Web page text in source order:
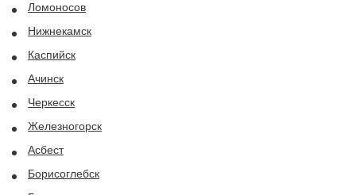
Ломоносов
Нижнекамск
Каспийск
Ачинск
Черкесск
Железногорск
Асбест
Борисоглебск